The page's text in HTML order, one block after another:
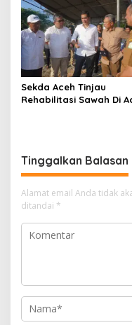
Sekda Aceh Tinjau
Rehabilitasi Sawah Di
Tinggalkan Balasan
Alamat email Anda tidak
ditandai *